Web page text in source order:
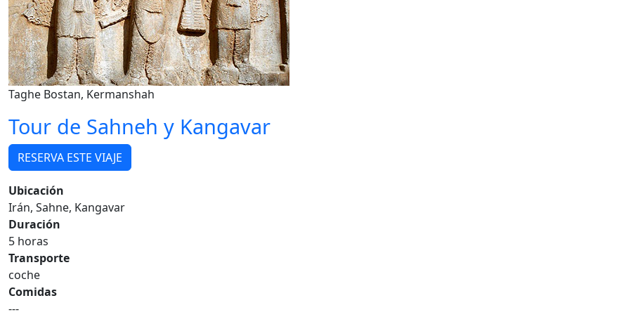
Taghe Bostan, Kermanshah
Tour de Sahneh y Kangavar
RESERVA ESTE VIAJE
Ubicación
Irán, Sahne, Kangavar
Duración
5 horas
Transporte
coche
Comidas
---